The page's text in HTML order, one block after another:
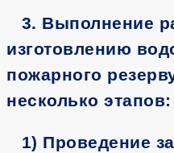
3. Выполнение
изготовлению
пожарного
несколько этапов:
1) Проведение